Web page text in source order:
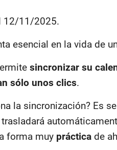
12/11/2025.
esencial en la vida de
sincronizar su
sólo unos clics.
la sincronización? Es
forma muy práctica de